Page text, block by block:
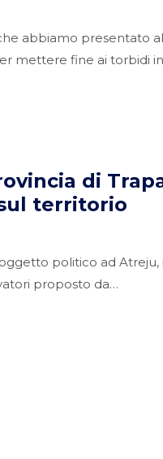
abbiamo presentato
mettere fine ai torbidi
di
territorio
politico ad
proposto da…